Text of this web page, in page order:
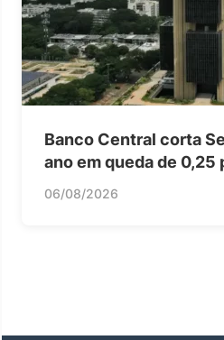
Banco Central corta
ano em queda de 0,25
06/08/2026